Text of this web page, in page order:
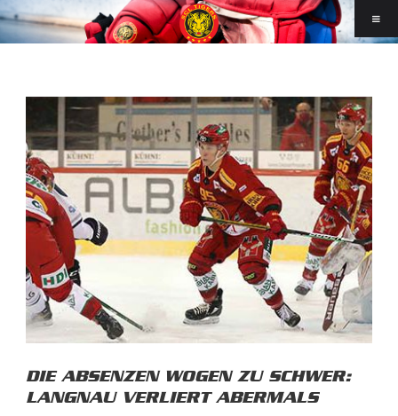
DIE ABSENZEN WOGEN ZU SCHWER:
LANGNAU VERLIERT ABERMALS